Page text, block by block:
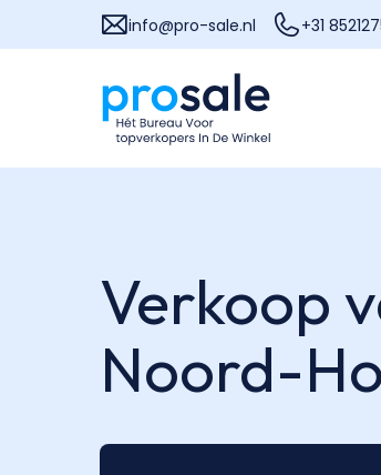
info@pro-sale.nl +31
Verkoop
Noord-